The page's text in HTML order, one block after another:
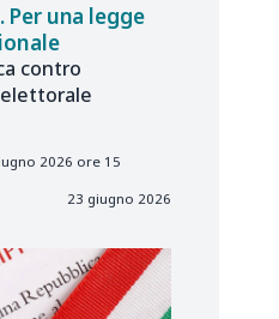
Per una legge
contro
2026 ore 15
23 giugno 2026